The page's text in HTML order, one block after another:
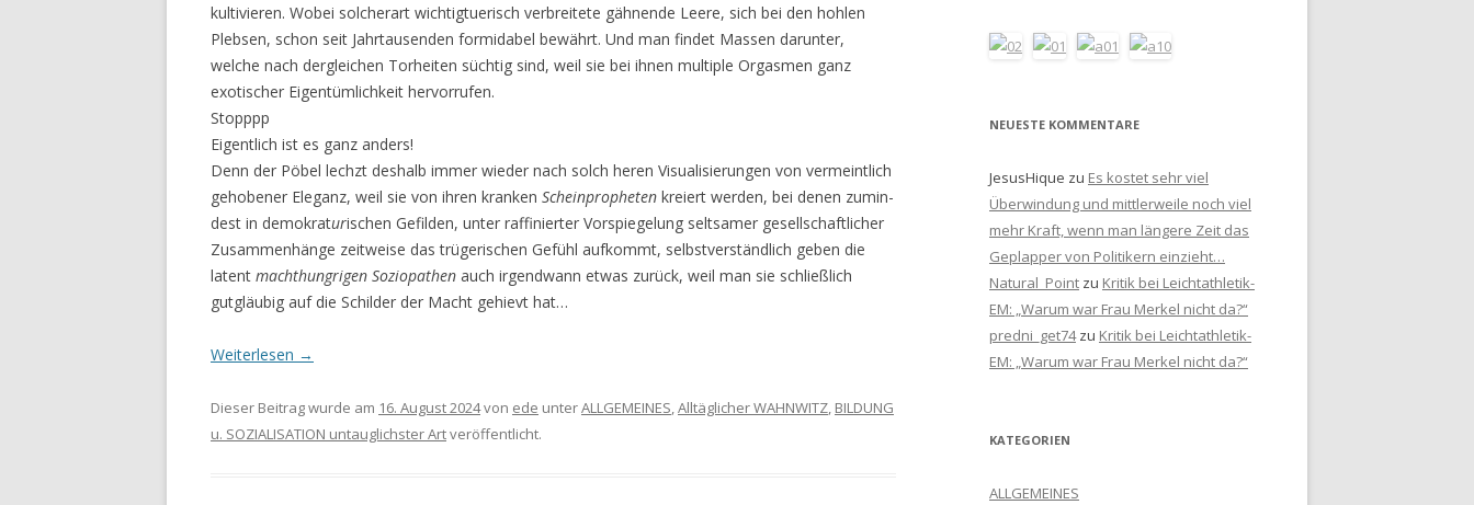
kultivieren. Wobei solcherart wichtigtuerisch verbreitete gähnende Leere, sich bei den hohlen
Plebsen, schon seit Jahr­tausenden formidabel bewährt. Und man findet Massen darunter,
welche nach dergleichen Torheiten süchtig sind, weil sie bei ihnen multiple Orgasmen ganz
exotischer Eigentümlichkeit hervorrufen.
Stopppp
Eigentlich ist es ganz anders!
Denn der Pöbel lechzt deshalb immer wieder nach solch heren Visualisierungen von vermeintlich
gehobener Eleganz, weil sie von ihren kranken Scheinpropheten kreiert werden, bei denen zumin­
dest in demokraturischen Gefilden, unter raffinierter Vorspiegelung seltsamer gesellschaftlicher
Zusammenhänge zeitweise das trügerischen Gefühl aufkommt, selbstverständlich geben die
latent machthungrigen Soziopathen auch irgendwann etwas zurück, weil man sie schließlich
gutgläubig auf die Schilder der Macht gehievt hat…
Weiterlesen →
Dieser Beitrag wurde am 16. August 2024von ede unterALLGEMEINES,Alltäglicher WAHNWITZ, BILDUNG
u. SOZIALISATION untauglichster Artveröffentlicht.
NEUESTE KOMMENTARE
JesusHique zu Es kostet sehr viel
Überwindung und mittlerweile noch viel
mehr Kraft, wenn man längere Zeit das
Geplapper von Politikern einzieht…
Natural_Point zu Kritik bei Leichtathletik-
EM: „Warum war Frau Merkel nicht da?“
predni_get74zu Kritik bei Leichtathletik-
EM: „Warum war Frau Merkel nicht da?“
KATEGORIEN
ALLGEMEINES